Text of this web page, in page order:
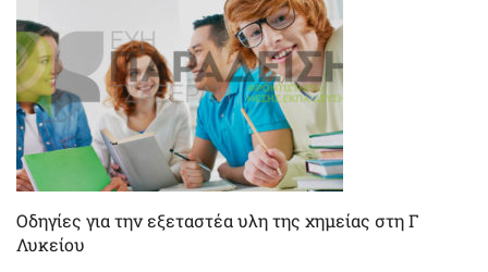
Οδηγίες για την εξεταστέα υλη της χημείας στη Γ
Λυκείου